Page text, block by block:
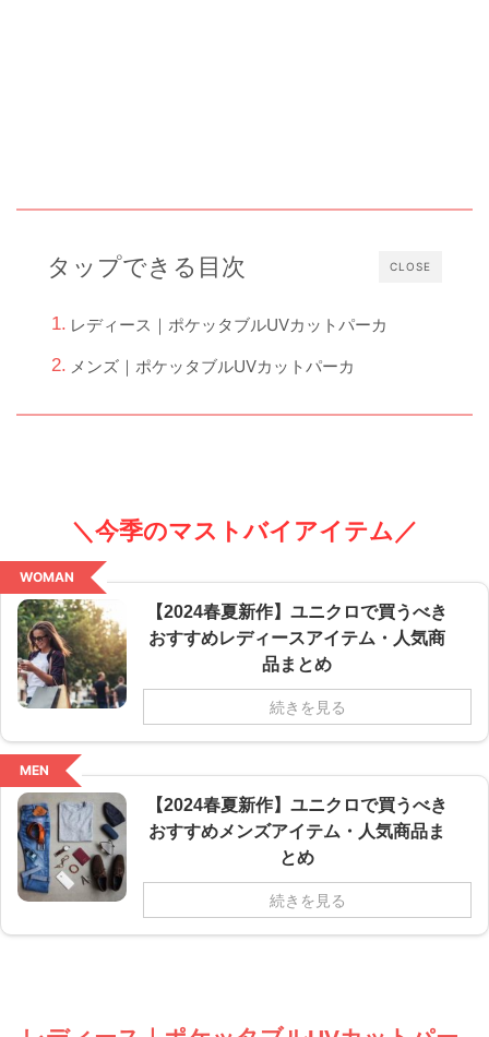
CLOSE
タップできる目次
レディース｜ポケッタブルUVカットパーカ
メンズ｜ポケッタブルUVカットパーカ
＼今季のマストバイアイテム／
WOMAN
【2024春夏新作】ユニクロで買うべき
おすすめレディースアイテム・人気商
品まとめ
続きを見る
MEN
【2024春夏新作】ユニクロで買うべき
おすすめメンズアイテム・人気商品ま
とめ
続きを見る